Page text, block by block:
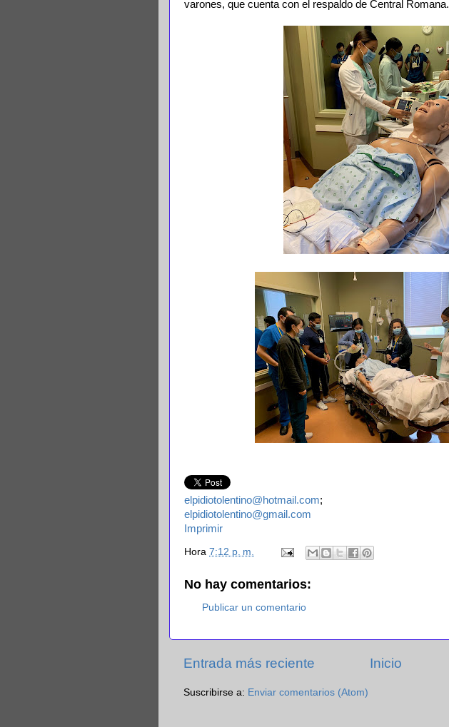
varones, que cuenta con el respaldo de Central Romana.
elpidiotolentino@hotmail.com;
elpidiotolentino@gmail.com
Imprimir
Hora 7:12 p. m.
No hay comentarios:
Publicar un comentario
Entrada más reciente Inicio
Suscribirse a: Enviar comentarios (Atom)